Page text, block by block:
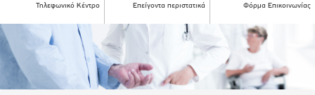
Τηλεφωνικό Κέντρο Επείγοντα περιστατικά Φόρμα Επικοινωνίας